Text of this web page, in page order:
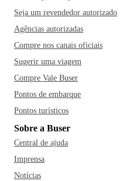
Seja um revendedor autorizado
Agências autorizadas
Compre nos canais oficiais
Sugerir uma viagem
Compre Vale Buser
Pontos de embarque
Pontos turísticos
Sobre a Buser
Central de ajuda
Imprensa
Notícias